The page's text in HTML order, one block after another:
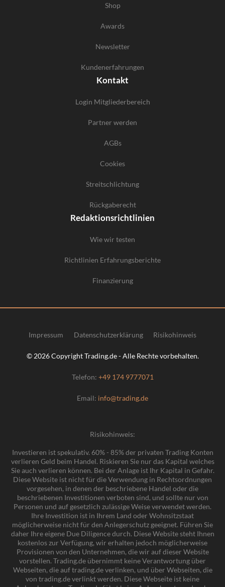
Shop
Awards
Newsletter
Kundenerfahrungen
Kontakt
Login Mitgliederbereich
Partner werden
AGBs
Cookies
Streitschlichtung
Rückgaberecht
Redaktionsrichtlinien
Wie wir testen
Richtlinien Erfahrungsberichte
Finanzierung
© 2026 Copyright Trading.de - Alle Rechte vorbehalten.
Telefon: +49 174 9777071
Email: info@trading.de
Impressum Datenschutzerklärung Risikohinweis
Risikohinweis:
Investieren ist spekulativ. 60% - 85% der privaten Trading Konten
verlieren Geld beim Handel. Riskieren Sie nur das Kapital welches
Sie auch verlieren können. Bei der Anlage ist Ihr Kapital in Gefahr.
Diese Website ist nicht für die Verwendung in Rechtsordnungen
vorgesehen, in denen der beschriebene Handel oder die
beschriebenen Investitionen verboten sind, und sollte nur von
Personen und auf gesetzlich zulässige Weise verwendet werden.
Ihre Investition ist in Ihrem Land oder Wohnsitzstaat
möglicherweise nicht für den Anlegerschutz geeignet. Führen Sie
daher Ihre eigene Due Diligence durch. Diese Website steht Ihnen
kostenlos zur Verfügung, wir erhalten jedoch möglicherweise
Provisionen von den Unternehmen, die wir auf dieser Website
vorstellen. Trading.de übernimmt keine Verantwortung über
Webseiten, die auf trading.de verlinken, und über Webseiten, die
von trading.de verlinkt werden. Diese Webseite ist keine